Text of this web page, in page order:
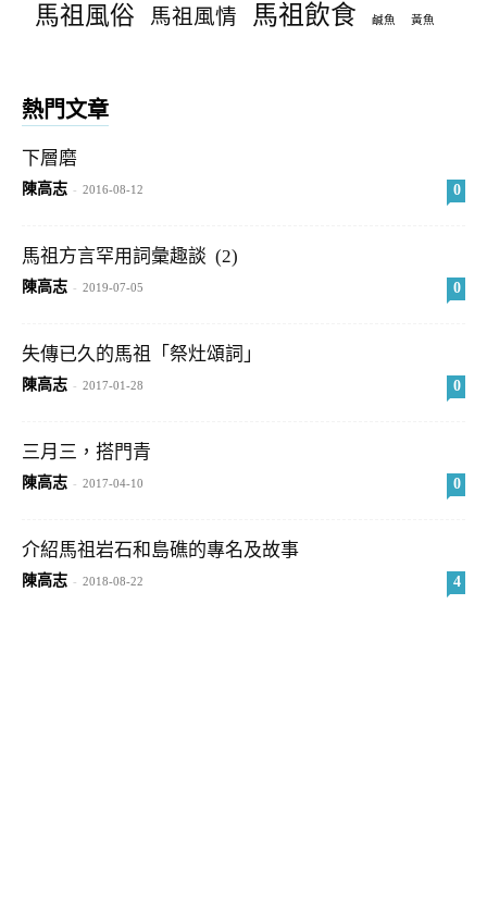
馬祖風俗 馬祖風情 馬祖飲食 鹹魚 黃魚
熱門文章
下層磨
陳高志 - 2016-08-12 0
馬祖方言罕用詞彙趣談 (2)
陳高志 - 2019-07-05 0
失傳已久的馬祖「祭灶頌詞」
陳高志 - 2017-01-28 0
三月三，搭門青
陳高志 - 2017-04-10 0
介紹馬祖岩石和島礁的專名及故事
陳高志 - 2018-08-22 4